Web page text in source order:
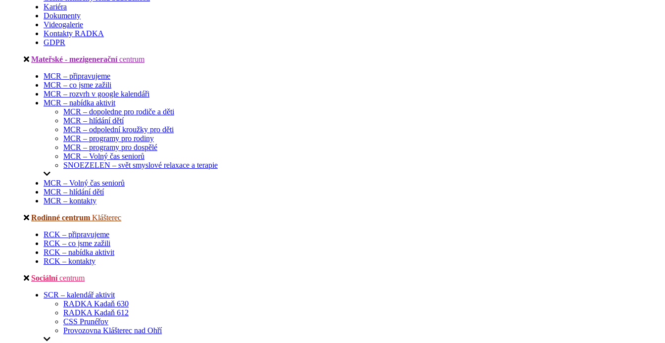
Kariéra
Dokumenty
Videogalerie
Kontakty RADKA
GDPR
Mateřské - mezigenerační centrum
MCR – připravujeme
MCR – co jsme zažili
MCR – rozvrh v google kalendáři
MCR – nabídka aktivit
MCR – dopoledne pro rodiče a děti
MCR – hlídání dětí
MCR – odpolední kroužky pro děti
MCR – programy pro rodiny
MCR – programy pro dospělé
MCR – Volný čas seniorů
SNOEZELEN – svět smyslové relaxace a terapie
MCR – Volný čas seniorů
MCR – hlídání dětí
MCR – kontakty
Rodinné centrum Klášterec
RCK – připravujeme
RCK – co jsme zažili
RCK – nabídka aktivit
RCK – kontakty
Sociální centrum
SCR – kalendář aktivit
RADKA Kadaň 630
RADKA Kadaň 612
CSS Prunéřov
Provozovna Klášterec nad Ohří